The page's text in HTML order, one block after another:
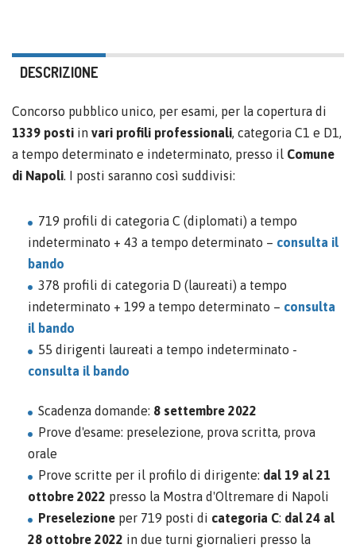
DESCRIZIONE
Concorso pubblico unico, per esami, per la copertura di
1339 posti in vari profili professionali, categoria C1 e D1,
a tempo determinato e indeterminato, presso il Comune
di Napoli. I posti saranno così suddivisi:
719 profili di categoria C (diplomati) a tempo
indeterminato + 43 a tempo determinato – consulta il
bando
378 profili di categoria D (laureati) a tempo
indeterminato + 199 a tempo determinato – consulta
il bando
55 dirigenti laureati a tempo indeterminato -
consulta il bando
Scadenza domande: 8 settembre 2022
Prove d'esame: preselezione, prova scritta, prova
orale
Prove scritte per il profilo di dirigente: dal 19 al 21
ottobre 2022 presso la Mostra d'Oltremare di Napoli
Preselezione per 719 posti di categoria C: dal 24 al
28 ottobre 2022 in due turni giornalieri presso la